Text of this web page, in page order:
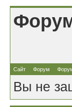
Сайт Форум
Вы не